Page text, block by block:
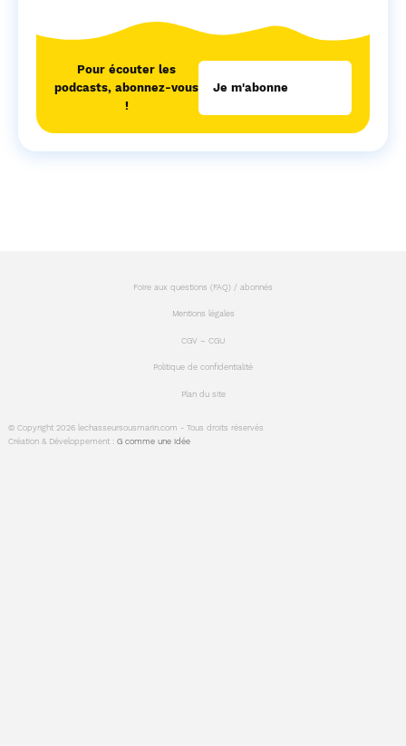
Pour écouter les
podcasts, abonnez-vous
!
Je m'abonne
© Copyright 2026 lechasseursousmarin.com - Tous droits réservés
Création & Développement :G comme une idée
Foire aux questions (FAQ) / abonnés
Mentions légales
CGV – CGU
Politique de confidentialité
Plan du site